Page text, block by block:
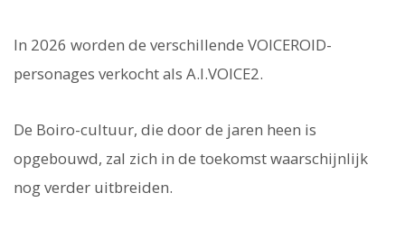
In 2026 worden de verschillende VOICEROID-
personages verkocht als A.I.VOICE2.
De Boiro-cultuur, die door de jaren heen is
opgebouwd, zal zich in de toekomst waarschijnlijk
nog verder uitbreiden.